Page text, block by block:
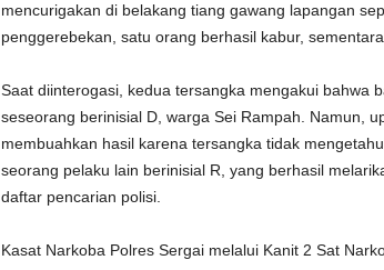
mencurigakan di belakang tiang gawang lapangan
penggerebekan, satu orang berhasil kabur,
Saat diinterogasi, kedua tersangka mengakui bahwa
seseorang berinisial D, warga Sei Rampah. Namun,
membuahkan hasil karena tersangka tidak
seorang pelaku lain berinisial R, yang berhasil
daftar pencarian polisi.
Kasat Narkoba Polres Sergai melalui Kanit 2 Sat